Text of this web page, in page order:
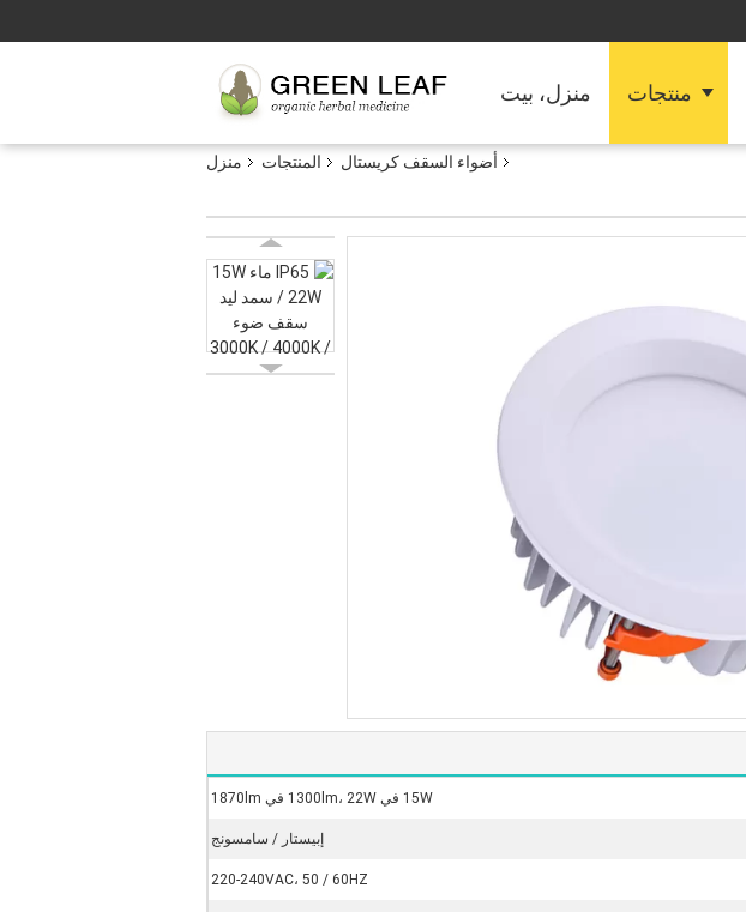
منزل، بيت منتجات
منزل المنتجات أضواء السقف كريستال
15W في 1300lm، 22W في 1870lm
إبيستار / سامسونج
220-240VAC، 50 / 60HZ